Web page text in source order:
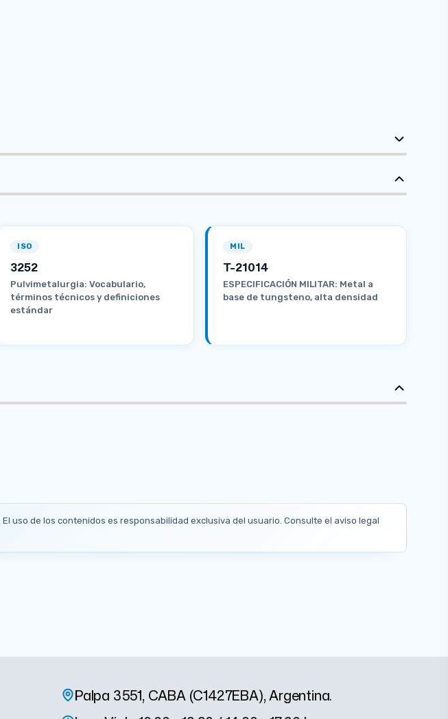
ISO
3252
Pulvimetalurgia: Vocabulario,
términos técnicos y definiciones
estándar
MIL
T-21014
ESPECIFICACIÓN MILITAR: Metal a
base de tungsteno, alta densidad
de los contenidos es responsabilidad exclusiva del usuario. Consulte el aviso legal
Palpa 3551, CABA (C1427EBA), Argentina.